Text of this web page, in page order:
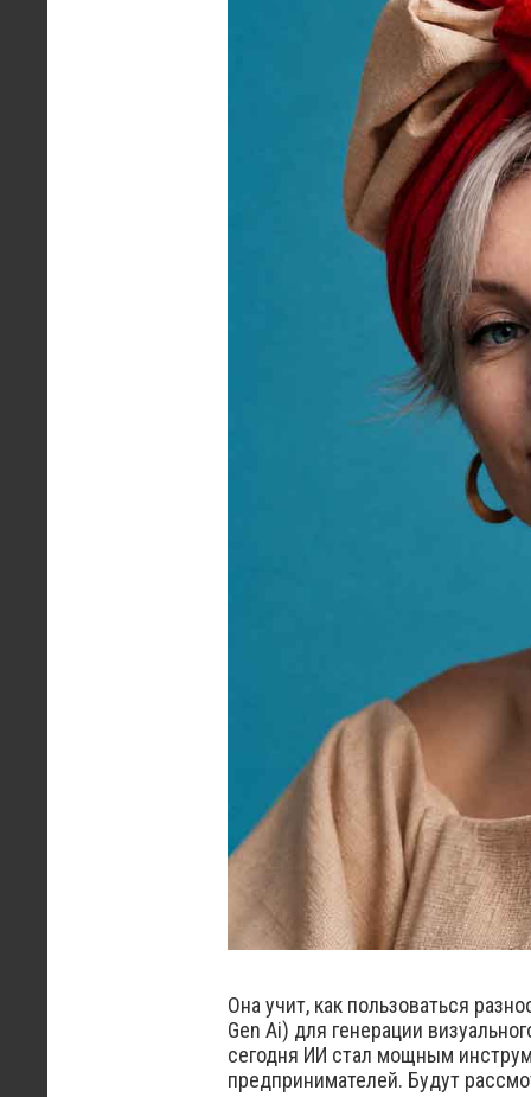
Она учит, как пользоваться
Gen Ai) для генерации
сегодня ИИ стал мощным
предпринимателей. Будут